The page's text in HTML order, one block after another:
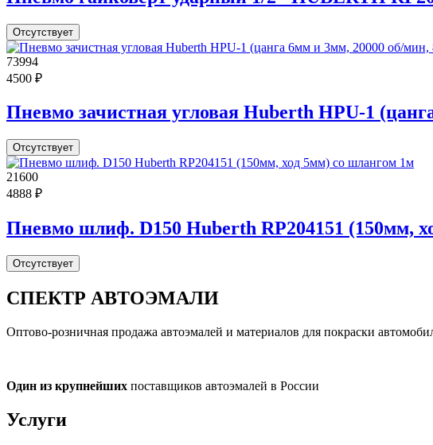
Отсутствует
73994
4500 ₽
Пневмо зачистная угловая Huberth HPU-1
Отсутствует
21600
4888 ₽
Пневмо шлиф. D150 Huberth RP204151 (150мм,
Отсутствует
СПЕКТР АВТОЭМАЛИ
Оптово-розничная продажа автоэмалей и материалов для покраски
Один из крупнейших поставщиков автоэмалей в России
Услуги